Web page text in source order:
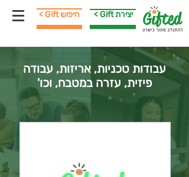
< Gift חיפוש < Gift יצירת
עבודות טכניות, אריזות, עבודה
פיזית, עזרה במטבח, וכו'